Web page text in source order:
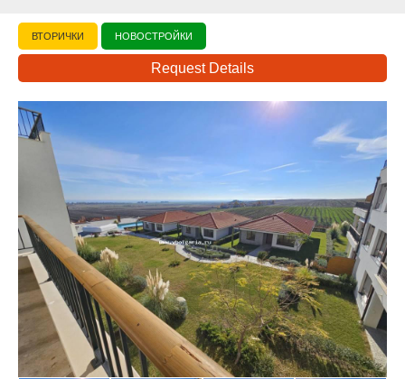
Расширенный поиск
ВТОРИЧКИ НОВОСТРОЙКИ
Request Details